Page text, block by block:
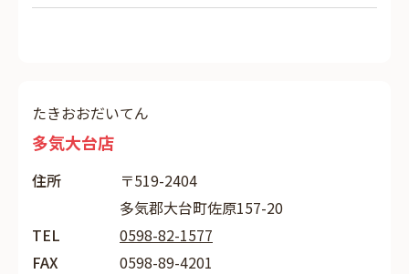
たきおおだいてん
多気大台店
住所
〒519-2404
多気郡大台町佐原157-20
TEL
0598-82-1577
FAX
0598-89-4201